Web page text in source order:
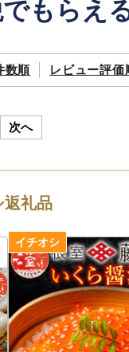
もらえ
数順 レビュー評価
次へ
返礼品